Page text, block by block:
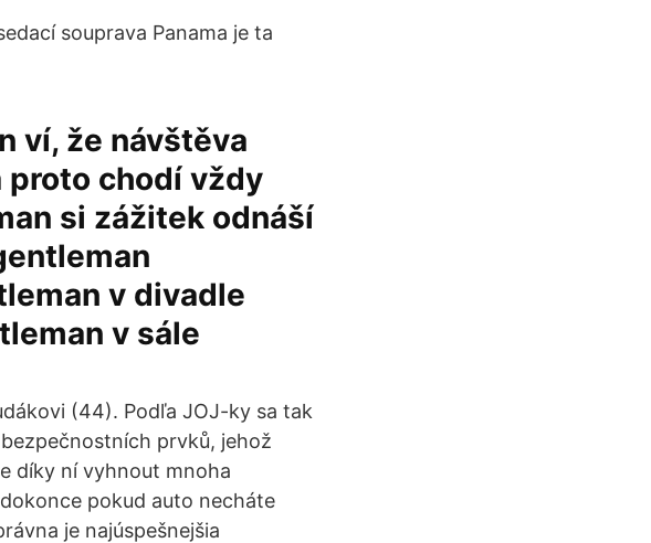
souprava Panama je ta
ví, že návštěva
proto chodí vždy
si zážitek odnáší
v divadle
v sále
(44). Podľa JOJ-ky sa tak
prvků, jehož
díky ní vyhnout mnoha
pokud auto necháte
je najúspešnejšia